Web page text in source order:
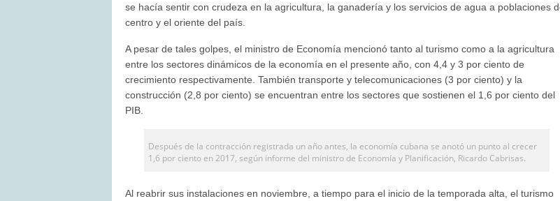
se hacía sentir con crudeza en la agricultura, la ganadería y los servicios de agua a poblaciones
centro y el oriente del país.
A pesar de tales golpes, el ministro de Economía mencionó tanto al turismo como a la agricultura
entre los sectores dinámicos de la economía en el presente año, con 4,4 y 3 por ciento de
crecimiento respectivamente. También transporte y telecomunicaciones (3 por ciento) y la
construcción (2,8 por ciento) se encuentran entre los sectores que sostienen el 1,6 por ciento del
PIB.
Después de la contracción registrada un año antes, la economía cubana se anotó un punto al crecer
1,6 por ciento en 2017, según informe del ministro de Economía y Planificación, Ricardo Cabrisas.
Al reabrir sus instalaciones en noviembre, a tiempo para el inicio de la temporada alta, el turismo